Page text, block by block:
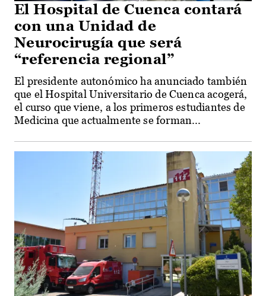
El Hospital de Cuenca contará
con una Unidad de
Neurocirugía que será
“referencia regional”
El presidente autonómico ha anunciado también
que el Hospital Universitario de Cuenca acogerá,
el curso que viene, a los primeros estudiantes de
Medicina que actualmente se forman...